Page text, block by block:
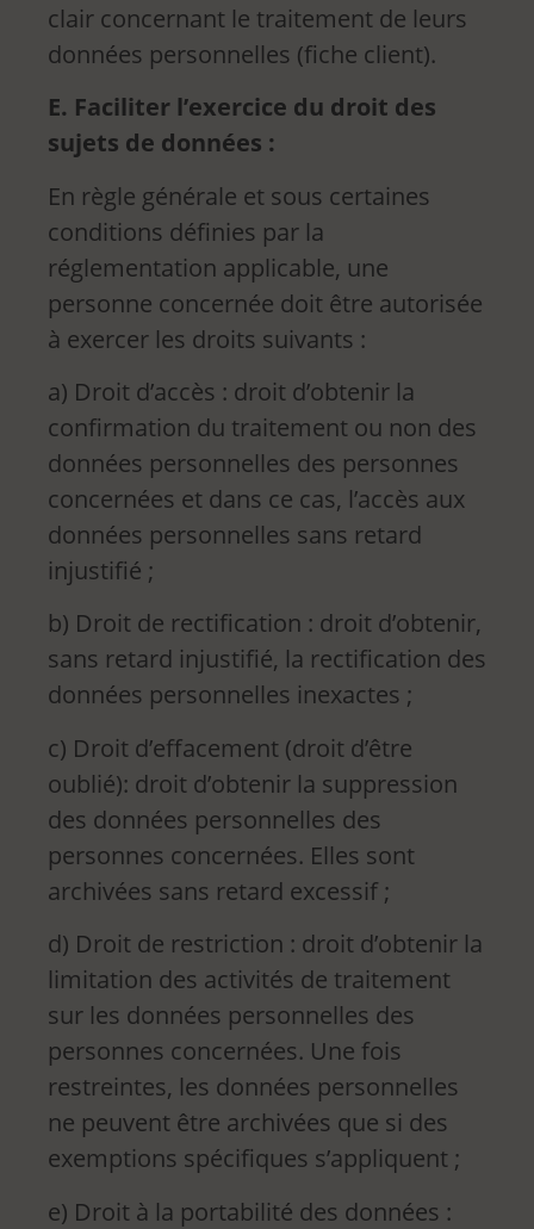
clair concernant le traitement de leurs
données personnelles (fiche client).
E. Faciliter l’exercice du droit des
sujets de données :
En règle générale et sous certaines
conditions définies par la
réglementation applicable, une
personne concernée doit être autorisée
à exercer les droits suivants :
a) Droit d’accès : droit d’obtenir la
confirmation du traitement ou non des
données personnelles des personnes
concernées et dans ce cas, l’accès aux
données personnelles sans retard
injustifié ;
b) Droit de rectification : droit d’obtenir,
sans retard injustifié, la rectification des
données personnelles inexactes ;
c) Droit d’effacement (droit d’être
oublié): droit d’obtenir la suppression
des données personnelles des
personnes concernées. Elles sont
archivées sans retard excessif ;
d) Droit de restriction : droit d’obtenir la
limitation des activités de traitement
sur les données personnelles des
personnes concernées. Une fois
restreintes, les données personnelles
ne peuvent être archivées que si des
exemptions spécifiques s’appliquent ;
e) Droit à la portabilité des données :